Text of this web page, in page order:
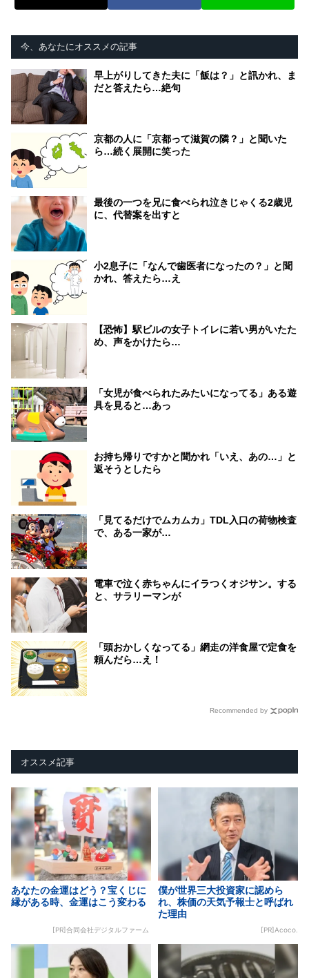
今、あなたにオススメの記事
早上がりしてきた夫に「飯は？」と訊かれ、ま
だと答えたら…絶句
京都の人に「京都って滋賀の隣？」と聞いた
ら…続く展開に笑った
最後の一つを兄に食べられ泣きじゃくる2歳児
に、代替案を出すと
小2息子に「なんで歯医者になったの？」と聞
かれ、答えたら…え
【恐怖】駅ビルの女子トイレに若い男がいたた
め、声をかけたら…
「女児が食べられたみたいになってる」ある遊
具を見ると…あっ
お持ち帰りですかと聞かれ「いえ、あの…」と
返そうとしたら
「見てるだけでムカムカ」TDL入口の荷物検査
で、ある一家が…
電車で泣く赤ちゃんにイラつくオジサン。する
と、サラリーマンが
「頭おかしくなってる」網走の洋食屋で定食を
頼んだら…え！
Recommended by
オススメ記事
あなたの金運はどう？宝くじに
縁がある時、金運はこう変わる
[PR]合同会社デジタルファーム
僕が世界三大投資家に認めら
れ、株価の天気予報士と呼ばれ
た理由
[PR]Acoco.